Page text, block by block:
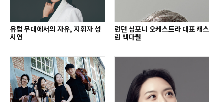
유럽 무대에서의 자유, 지휘자 성
시연
런던 심포니 오케스트라 대표 캐스
린 맥다월